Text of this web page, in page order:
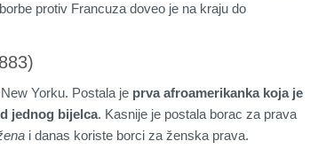
protiv Francuza doveo je na kraju do
Yorku. Postala je prva afroamerikanka koja je
jednog bijelca. Kasnije je postala borac za prava
i danas koriste borci za ženska prava.